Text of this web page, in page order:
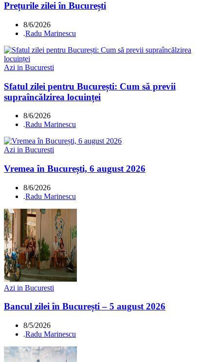
Prețurile zilei în București
8/6/2026
.Radu Marinescu
Azi in Bucuresti
Sfatul zilei pentru București: Cum să previi
supraîncălzirea locuinței
8/6/2026
.Radu Marinescu
Azi in Bucuresti
Vremea în București, 6 august 2026
8/6/2026
.Radu Marinescu
Azi in Bucuresti
Bancul zilei în București – 5 august 2026
8/5/2026
.Radu Marinescu